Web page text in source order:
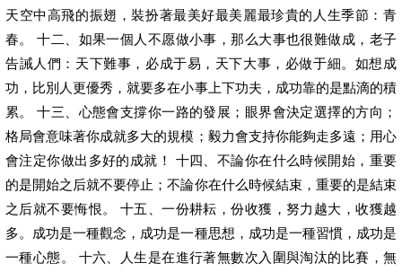
天空中高飛的振翅，裝扮著最美好最美麗最珍貴的人生季節：青
春。 十二、如果一個人不愿做小事，那么大事也很難做成，老子
告誡人們：天下難事，必成于易，天下大事，必做于細。如想成
功，比別人更優秀，就要多在小事上下功夫，成功靠的是點滴的積
累。 十三、心態會支撐你一路的發展；眼界會決定選擇的方向；
格局會意味著你成就多大的規模；毅力會支持你能夠走多遠；用心
會注定你做出多好的成就！ 十四、不論你在什么時候開始，重要
的是開始之后就不要停止；不論你在什么時候結束，重要的是結束
之后就不要悔恨。 十五、一份耕耘，份收獲，努力越大，收獲越
多。成功是一種觀念，成功是一種思想，成功是一種習慣，成功是
一種心態。 十六、人生是在進行著無數次入圍與淘汰的比賽，無